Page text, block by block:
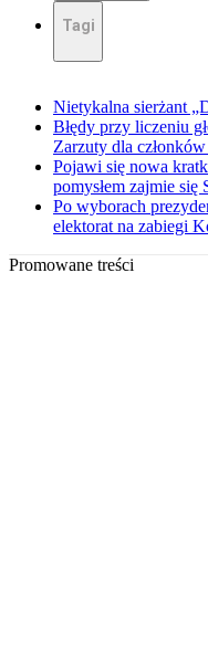
Tagi
Nietykalna sierżant
Błędy przy liczeniu
Zarzuty dla
Pojawi się nowa
pomysłem zajmie się
Po wyborach
elektorat na zabiegi
Promowane treści